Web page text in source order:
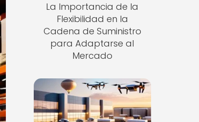
La Importancia de la
Flexibilidad en la
Cadena de Suministro
para Adaptarse al
Mercado